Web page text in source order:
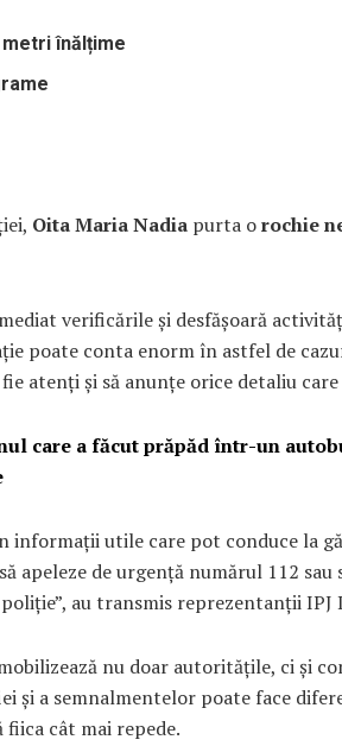
metri înălțime
Oita Maria Nadia purta orochie
verificările și desfășoară
poate conta enorm în astfel de
atenți și să anunțe orice detaliu
care a făcut prăpăd într-un
informații utile care pot conduce la
apeleze de urgență numărul 112 sau
au transmis reprezentanții IPJ
nu doar autoritățile, ci și
și a semnalmentelor poate face
fiica cât mai repede.